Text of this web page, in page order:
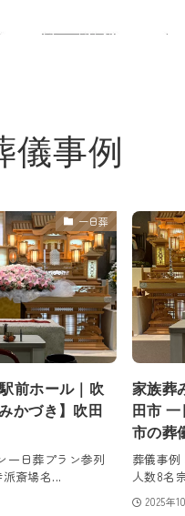
儀事例
一日葬
前ホール｜吹
かづき】吹田
一日葬プラン参列
斎場名...
家族葬
田市
市の葬
葬儀事
人数8名
2025年